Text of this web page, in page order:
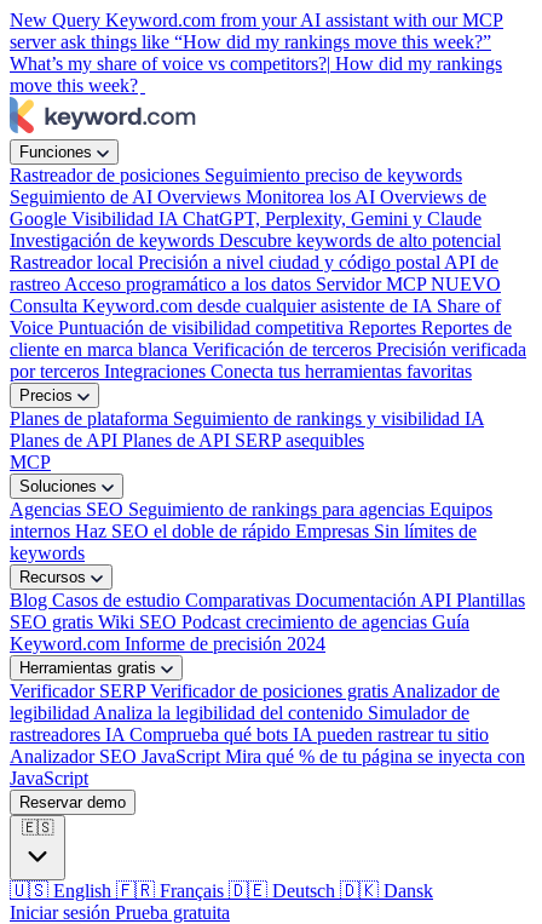
New Query Keyword.com from your AI assistant with our MCP
server ask things like “How did my rankings move this week?”
What’s my share of voice vs competitors?| How did my rankings
move this week?
Funciones
Rastreador de posiciones Seguimiento preciso de keywords
Seguimiento de AI Overviews Monitorea los AI Overviews de
Google Visibilidad IA ChatGPT, Perplexity, Gemini y Claude
Investigación de keywords Descubre keywords de alto potencial
Rastreador local Precisión a nivel ciudad y código postal API de
rastreo Acceso programático a los datos Servidor MCPNUEVO
Consulta Keyword.com desde cualquier asistente de IA Share of
Voice Puntuación de visibilidad competitiva Reportes Reportes de
cliente en marca blanca Verificación de terceros Precisión verificada
por terceros Integraciones Conecta tus herramientas favoritas
Precios
Planes de plataforma Seguimiento de rankings y visibilidad IA
Planes de API Planes de API SERP asequibles
MCP
Soluciones
Agencias SEO Seguimiento de rankings para agencias Equipos
internos Haz SEO el doble de rápido Empresas Sin límites de
keywords
Recursos
Blog Casos de estudio Comparativas Documentación API Plantillas
SEO gratis Wiki SEO Podcast crecimiento de agencias Guía
Keyword.com Informe de precisión 2024
Herramientas gratis
Verificador SERPVerificador de posiciones gratis Analizador de
legibilidad Analiza la legibilidad del contenido Simulador de
rastreadores IA Comprueba qué bots IA pueden rastrear tu sitio
Analizador SEO JavaScript Mira qué % de tu página se inyecta con
JavaScript
Reservar demo
🇪🇸
🇺🇸 English 🇫🇷 Français 🇩🇪 Deutsch 🇩🇰 Dansk
Iniciar sesión Prueba gratuita